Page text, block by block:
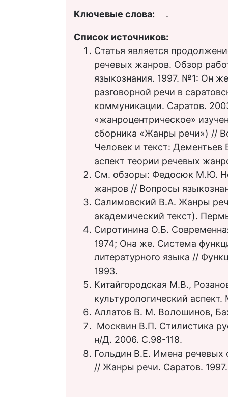
Ключевые слова: .
Список источников:
Статья является
речевых жанров. Обзор
языкознания. 1997. №1: Он
разговорной речи в
коммуникации. Саратов.
«жанроцентрическое»
сборника «Жанры речи») //
Человек и текст:
аспект теории речевых
См. обзоры: Федосюк М.Ю.
жанров // Вопросы
Салимовский B.A. Жанры
академический текст).
Сиротинина O.Б.
1974; Она же. Система
литературного языка //
1993.
Китайгородская M.B.,
культурологический аспект.
Аллатов В. М. Волошинов,
Москвин В.П. Стилистика
н/Д. 2006. C.98-118.
Гольдин В.Е. Имена речевых
// Жанры речи. Саратов.